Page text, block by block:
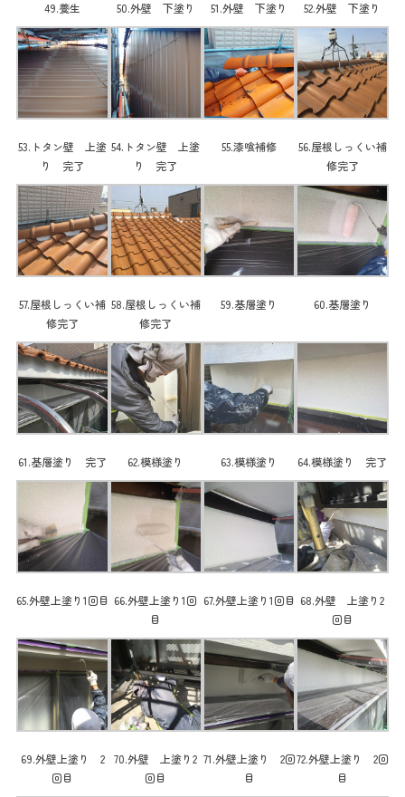
49.養生 50.外壁 下塗り 51.外壁 下塗り 52.外壁 下塗り
53.トタン壁 上塗
り 完了
54.トタン壁 上塗
り 完了
55.漆喰補修
56.屋根しっくい補
修完了
57.屋根しっくい補
修完了
58.屋根しっくい補
修完了
59.基層塗り 60.基層塗り
61.基層塗り 完了 62.模様塗り 63.模様塗り 64.模様塗り 完了
65.外壁上塗り1回目 66.外壁上塗り1回
目
67.外壁上塗り1回目 68.外壁 上塗り2
回目
69.外壁上塗り 2
回目
70.外壁 上塗り2
回目
71.外壁上塗り 2回
目
72.外壁上塗り 2回
目